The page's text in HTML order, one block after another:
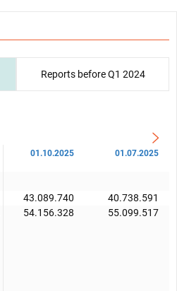
Reports before Q1 2024
01.10.2025 01.07.2025
43.089.740
40.738.591
54.156.328 55.099.517